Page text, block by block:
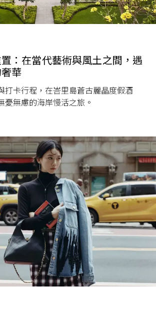
：在當代藝術與風土之間，遇
華
打卡行程，在峇里島蒼古麗晶度假酒
憂無慮的海岸慢活之旅。